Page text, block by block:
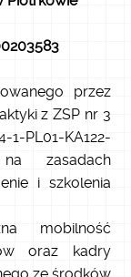
przez
z ZSP nr 3
PL01-KA122-
na zasadach
i szkolenia
mobilność
oraz kadry